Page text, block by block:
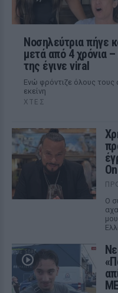
Νοσηλεύτρια πήγε
μετά από 4 χρόνια
της έγινε viral
Ενώ φρόντιζε όλους τους
εκείνη
ΧΤΕΣ
Ο